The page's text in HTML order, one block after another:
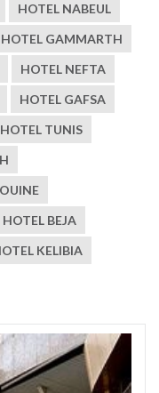
HOTEL NABEUL
HOTEL GAMMARTH
HOTEL NEFTA
HOTEL GAFSA
HOTEL TUNIS
HOTEL BEJA
KELIBIA